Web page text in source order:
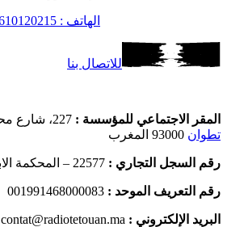
الهاتف : 0610120215
للاتصال بنا
المقر الاجتماعي للمؤسسة : 227، شارع محمد بنونة، الطويلع –
تطوان
رقم السجل التجاري : 22577 – المحكمة الابتدائية بتطوان
رقم التعريف الموحد : 001991468000083
البريد الإلكتروني : contat@radiotetouan.ma